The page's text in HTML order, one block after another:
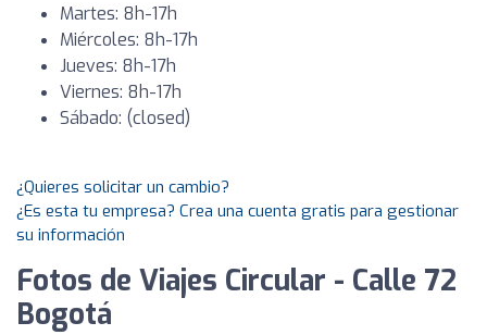
Martes: 8h-17h
Miércoles: 8h-17h
Jueves: 8h-17h
Viernes: 8h-17h
Sábado: (closed)
¿Quieres solicitar un cambio?
¿Es esta tu empresa? Crea una cuenta gratis para gestionar
su información
Fotos de Viajes Circular - Calle 72
Bogotá